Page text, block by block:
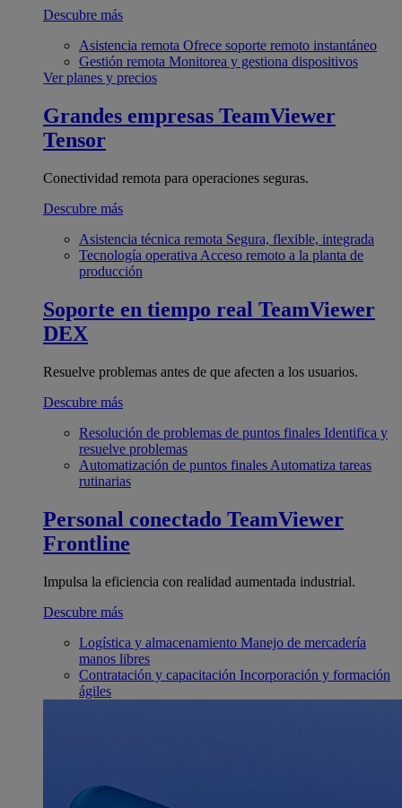
Descubre más
Asistencia remota Ofrece soporte remoto instantáneo
Gestión remota Monitorea y gestiona dispositivos
Ver planes y precios
Grandes empresas TeamViewer
Tensor
Conectividad remota para operaciones seguras.
Descubre más
Asistencia técnica remota Segura, flexible, integrada
Tecnología operativa Acceso remoto a la planta de
producción
Soporte en tiempo real TeamViewer
DEX
Resuelve problemas antes de que afecten a los usuarios.
Descubre más
Resolución de problemas de puntos finales Identifica y
resuelve problemas
Automatización de puntos finales Automatiza tareas
rutinarias
Personal conectado TeamViewer
Frontline
Impulsa la eficiencia con realidad aumentada industrial.
Descubre más
Logística y almacenamiento Manejo de mercadería
manos libres
Contratación y capacitación Incorporación y formación
ágiles